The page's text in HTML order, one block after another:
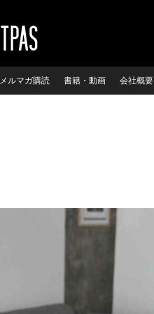
メルマガ購読 書籍・動画 会社概要